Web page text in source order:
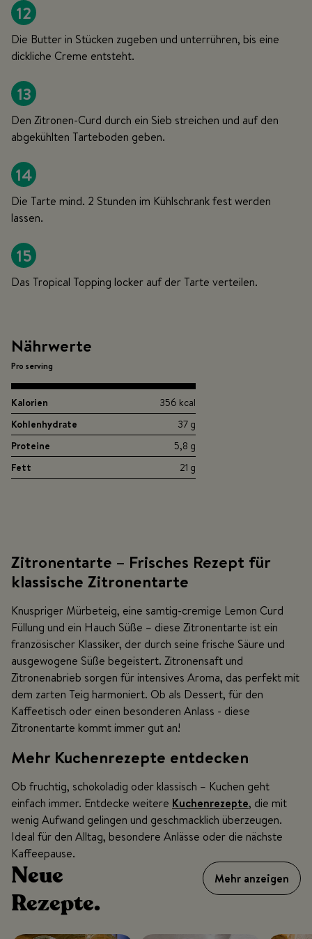
12
Die Butter in Stücken zugeben und unterrühren, bis eine
dickliche Creme entsteht.
13
Den Zitronen-Curd durch ein Sieb streichen und auf den
abgekühlten Tarteboden geben.
14
Die Tarte mind. 2 Stunden im Kühlschrank fest werden
lassen.
15
Das Tropical Topping locker auf der Tarte verteilen.
Nährwerte
Pro serving
Kalorien
356 kcal
Kohlenhydrate
37 g
Proteine
5,8 g
Fett
21 g
Zitronentarte – Frisches Rezept für
klassische Zitronentarte
Knuspriger Mürbeteig, eine samtig-cremige Lemon Curd
Füllung und ein Hauch Süße – diese Zitronentarte ist ein
französischer Klassiker, der durch seine frische Säure und
ausgewogene Süße begeistert. Zitronensaft und
Zitronenabrieb sorgen für intensives Aroma, das perfekt mit
dem zarten Teig harmoniert. Ob als Dessert, für den
Kaffeetisch oder einen besonderen Anlass - diese
Zitronentarte kommt immer gut an!
Mehr Kuchenrezepte entdecken
Ob fruchtig, schokoladig oder klassisch – Kuchen geht
einfach immer. Entdecke weitere Kuchenrezepte, die mit
wenig Aufwand gelingen und geschmacklich überzeugen.
Ideal für den Alltag, besondere Anlässe oder die nächste
Kaffeepause.
Neue
Rezepte.
Mehr anzeigen